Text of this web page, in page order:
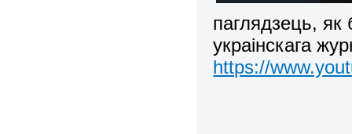
паглядзець, як
украінскага
https://